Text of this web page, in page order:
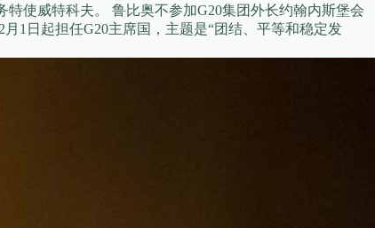
使威特科夫。 鲁比奥不参加G20集团外长约翰内斯堡会
1日起担任G20主席国，主题是“团结、平等和稳定发